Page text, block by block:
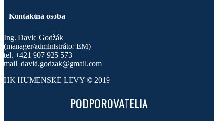
Kontaktná osoba
Ing. David Godžák
(manager/administrátor EM)
tel. +421 907 925 573
mail: david.godzak@gmail.com
HK HUMENSKÉ LEVY © 2019
PODPOROVATELIA